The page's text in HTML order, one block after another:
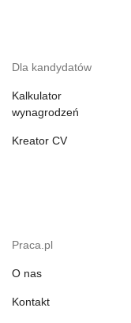
Dla kandydatów
Kalkulator
wynagrodzeń
Kreator CV
Praca.pl
O nas
Kontakt